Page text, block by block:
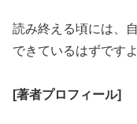
読み終える頃には、
できているはずですよ
[著者プロフィール]